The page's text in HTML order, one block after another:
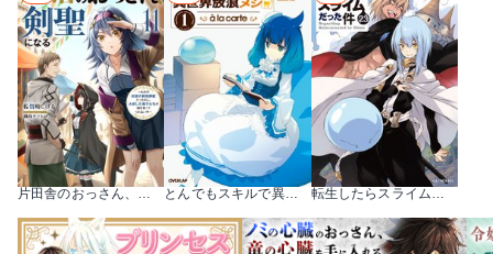
片田舎のおっさん、剣聖になる ～ただの田舎の剣術師範だったのに、大成した弟子たちが俺を放ってくれない件～ とんでもスキルで異世界放浪メシ 転生したらスライムだった件